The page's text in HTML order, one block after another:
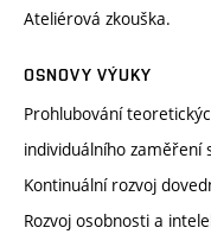
Ateliérová zkouška.
OSNOVY VÝUKY
Prohlubování
individuálního zaměření
Kontinuální rozvoj
Rozvoj osobnosti a